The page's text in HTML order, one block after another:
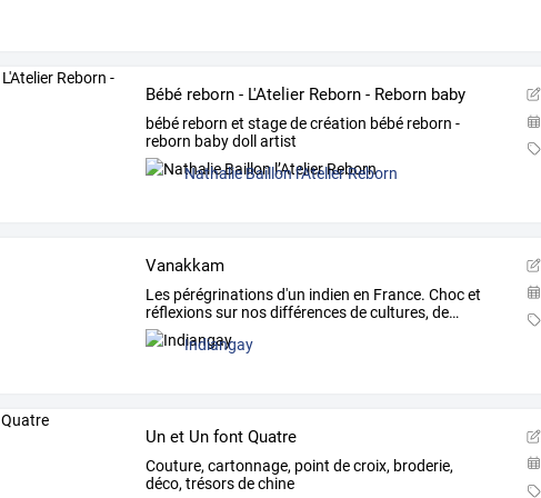
Bébé reborn - L'Atelier Reborn - Reborn baby
bébé reborn et stage de création bébé reborn -
reborn baby doll artist
Nathalie Baillon l’Atelier Reborn
Vanakkam
Les pérégrinationsd'un indien en France. Chocet
réflexionssur nosdifférencesdecultures,de…
Indiangay
Un et Un font Quatre
Couture, cartonnage, point de croix, broderie,
déco, trésors de chine